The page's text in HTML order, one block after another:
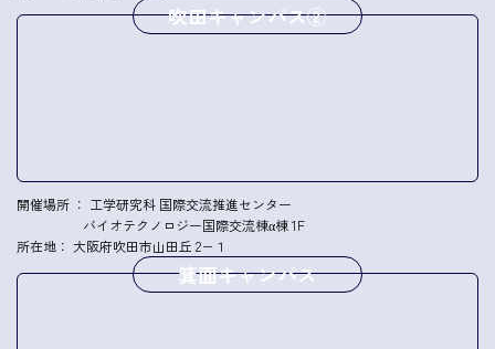
吹田キャンパス②
開催場所 ： 工学研究科 国際交流推進センター
バイオテクノロジー国際交流棟α棟 1F
所在地： 大阪府吹田市山田丘 2−１
箕面キャンパス